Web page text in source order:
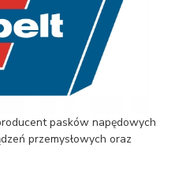
pasków napędowych
przemysłowych oraz